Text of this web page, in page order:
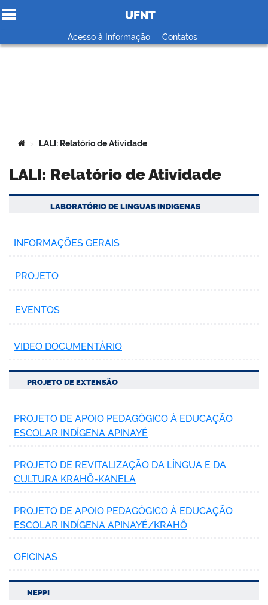
Ir para o conteúdo
UFNT
Acesso à Informação Contatos
Você está aqui:
> LALI: Relatório de Atividade
LALI: Relatório de Atividade
LABORATÓRIO DE LINGUAS INDIGENAS
INFORMAÇÕES GERAIS
PROJETO
EVENTOS
VIDEO DOCUMENTÁRIO
PROJETO DE EXTENSÃO
PROJETO DE APOIO PEDAGÓGICO À EDUCAÇÃO
ESCOLAR INDÍGENA APINAYÉ
PROJETO DE REVITALIZAÇÃO DA LÍNGUA E DA
CULTURA KRAHÔ-KANELA
PROJETO DE APOIO PEDAGÓGICO À EDUCAÇÃO
ESCOLAR INDÍGENA APINAYÉ/KRAHÔ
OFICINAS
NEPPI